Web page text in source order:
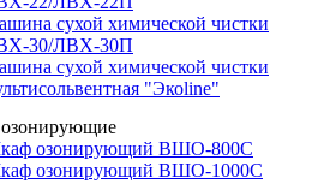
сухой химической чистки
30/ЛВХ-30П
сухой химической чистки
"Экоline"
озонирующий ВШО-800С
озонирующий ВШО-1000С